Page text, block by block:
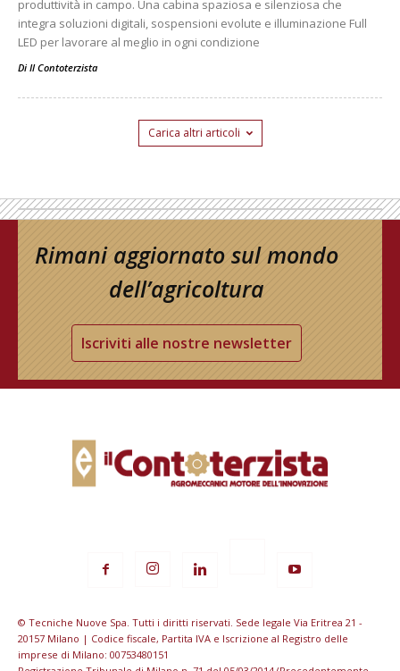
produttività in campo. Una cabina spaziosa e silenziosa che
integra soluzioni digitali, sospensioni evolute e illuminazione Full
LED per lavorare al meglio in ogni condizione
Di Il Contoterzista
Carica altri articoli
Rimani aggiornato sul mondo
dell’agricoltura
Iscriviti alle nostre newsletter
© Tecniche Nuove Spa. Tutti i diritti riservati. Sede legale Via Eritrea 21 -
20157 Milano | Codice fiscale, Partita IVA e Iscrizione al Registro delle
imprese di Milano: 00753480151